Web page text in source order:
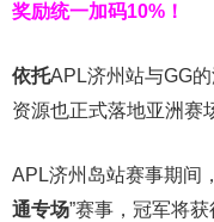
奖励统一加码10% ！
依托APL济州站与GG
资源也正式落地亚洲赛
APL济州岛站赛事期间
通专场”赛事，冠军将